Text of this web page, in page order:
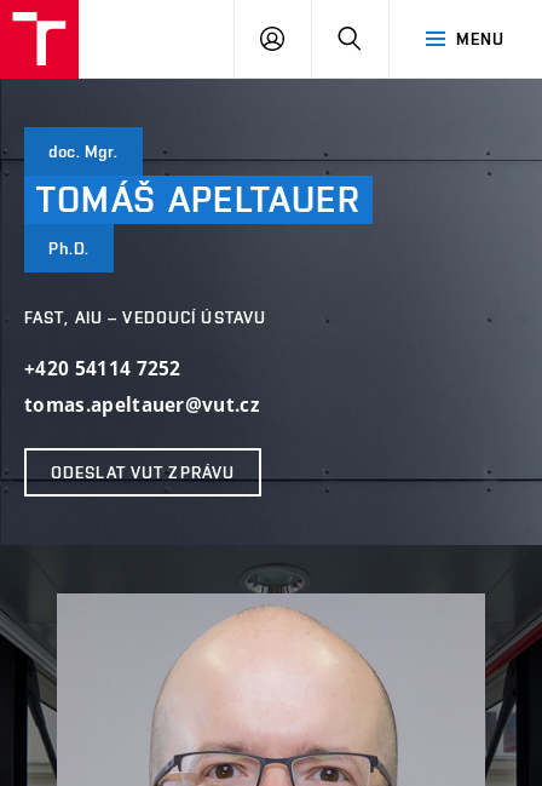
MENU
PŘIHLÁSIT
doc. Mgr.
TOMÁŠ APELTAUER
Ph.D.
FAST, AIU – VEDOUCÍ ÚSTAVU
+420 54114 7252
tomas.apeltauer@vut.cz
ODESLAT VUT ZPRÁVU